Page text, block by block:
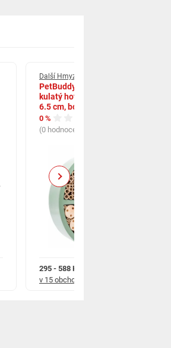
Další Hmyzí hotely
PetBuddy Strom života,
kulatý hotel pro hmyz, 29 x
6.5 cm, borové dřevo
0 %
(0 hodnocení)
295 - 588 Kč
v 15 obchodech
Next